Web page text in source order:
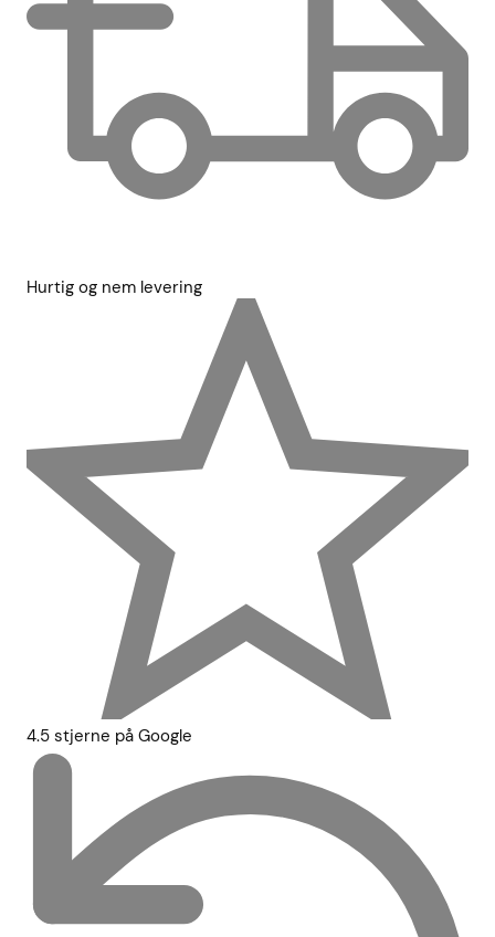
Hurtig og nem levering
4.5 stjerne på Google